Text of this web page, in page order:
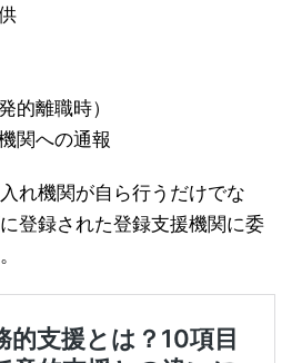
的離職時）
関への通報
れ機関が自ら行うだけでな
登録された登録支援機関に委